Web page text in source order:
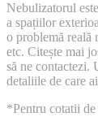
Nebulizatorul
a spațiilor
o problemă reală
etc. Citește mai
să ne contactezi.
detaliile de care
*Pentru cotatii de